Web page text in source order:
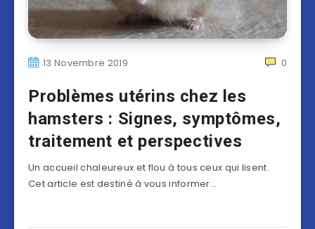
13 Novembre 2019 0
Problèmes utérins chez les
hamsters : Signes, symptômes,
traitement et perspectives
Un accueil chaleureux et flou à tous ceux qui lisent.
Cet article est destiné à vous informer…